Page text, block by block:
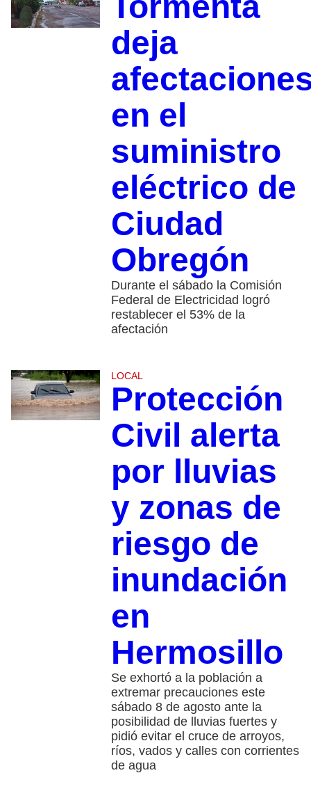
deja
en el
suministro
eléctrico de
Ciudad
Obregón
Durante el sábado la Comisión
Federal de Electricidad logró
restablecer el 53% de la
afectación
LOCAL
Protección
Civil alerta
por lluvias
y zonas de
riesgo de
inundación
en
Hermosillo
Se exhortó a la población a
extremar precauciones este
sábado 8 de agosto ante la
posibilidad de lluvias fuertes y
pidió evitar el cruce de arroyos,
ríos, vados y calles con corrientes
de agua